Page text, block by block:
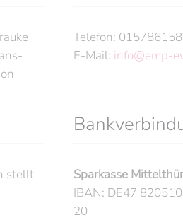
Telefon:
E-Mail: info@emp-
stellt
Sparkasse
IBAN: DE47
20